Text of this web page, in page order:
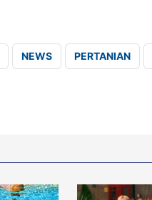
NEWS PERTANIAN